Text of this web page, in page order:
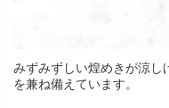
みずみずしい煌めきが涼し
を兼ね備えています。